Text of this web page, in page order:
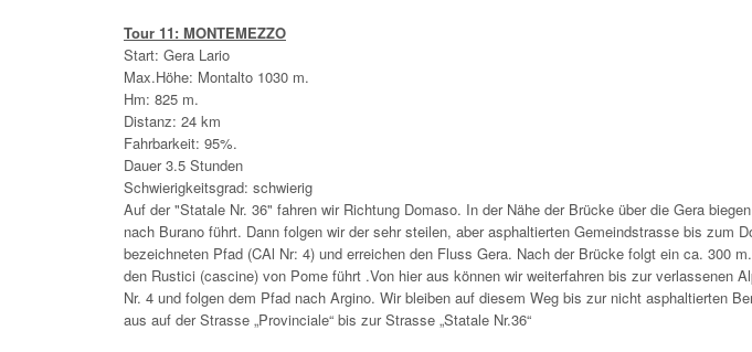
Tour 11: MONTEMEZZO
Start: Gera Lario
Max.Höhe: Montalto 1030 m.
Hm: 825 m.
Distanz: 24 km
Fahrbarkeit: 95%.
Dauer 3.5 Stunden
Schwierigkeitsgrad: schwierig
Auf der "Statale Nr. 36" fahren wir Richtung Domaso. In der Nähe der Brücke über die Gera
nach Burano führt. Dann folgen wir der sehr steilen, aber asphaltierten Gemeindstrasse bis zum
bezeichneten Pfad (CAl Nr: 4) und erreichen den Fluss Gera. Nach der Brücke folgt ein ca. 300
den Rustici (cascine) von Pome führt .Von hier aus können wir weiterfahren bis zur verlassenen
Nr. 4 und folgen dem Pfad nach Argino. Wir bleiben auf diesem Weg bis zur nicht asphaltierten
aus auf der Strasse „Provinciale“ bis zur Strasse „Statale Nr.36“